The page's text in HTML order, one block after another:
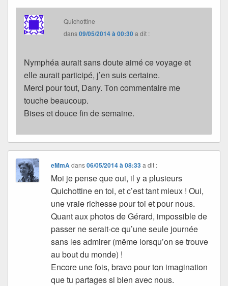
Quichottine
dans09/05/2014 à 00:30a dit :
Nymphéa aurait sans doute aimé ce voyage et
elle aurait participé, j’en suis certaine.
Merci pour tout, Dany. Ton commentaire me
touche beaucoup.
Bises et douce fin de semaine.
eMmAdans06/05/2014 à 08:33 a dit :
Moi je pense que oui, il y a plusieurs
Quichottine en toi, et c’est tant mieux ! Oui,
une vraie richesse pour toi et pour nous.
Quant aux photos de Gérard, impossible de
passer ne serait-ce qu’une seule journée
sans les admirer (même lorsqu’on se trouve
au bout du monde) !
Encore une fois, bravo pour ton imagination
que tu partages si bien avec nous.